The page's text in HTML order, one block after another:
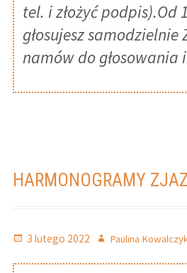
PLAN ZAJĘĆ
PRACE KONTROLNE
EGZAMINY ZAWODOWE
KONTAKT
NABÓR 2026/2027
tel. i złożyć podpis).Od
głosujesz samodzielnie
namów do głosowania
HARMONOGRAMY
Opublikowano
3 lutego 2022 AutorPaulina